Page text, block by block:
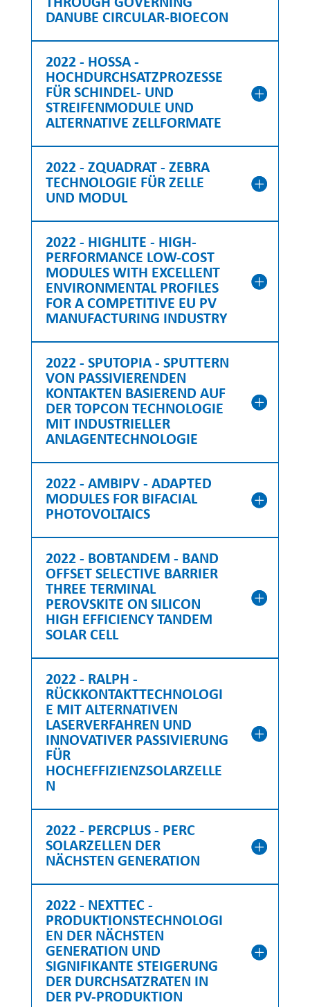
THROUGH GOVERNING
DANUBE CIRCULAR-BIOECON
2022 - HOSSA -
HOCHDURCHSATZPROZESSE
FÜR SCHINDEL- UND
STREIFENMODULE UND
ALTERNATIVE ZELLFORMATE
2022 - ZQUADRAT - ZEBRA
TECHNOLOGIE FÜR ZELLE
UND MODUL
2022 - HIGHLITE - HIGH-
PERFORMANCE LOW-COST
MODULES WITH EXCELLENT
ENVIRONMENTAL PROFILES
FOR A COMPETITIVE EU PV
MANUFACTURING INDUSTRY
2022 - SPUTOPIA - SPUTTERN
VON PASSIVIERENDEN
KONTAKTEN BASIEREND AUF
DER TOPCON TECHNOLOGIE
MIT INDUSTRIELLER
ANLAGENTECHNOLOGIE
2022 - AMBIPV - ADAPTED
MODULES FOR BIFACIAL
PHOTOVOLTAICS
2022 - BOBTANDEM - BAND
OFFSET SELECTIVE BARRIER
THREE TERMINAL
PEROVSKITE ON SILICON
HIGH EFFICIENCY TANDEM
SOLAR CELL
2022 - RALPH -
RÜCKKONTAKTTECHNOLOGI
E MIT ALTERNATIVEN
LASERVERFAHREN UND
INNOVATIVER PASSIVIERUNG
FÜR
HOCHEFFIZIENZSOLARZELLE
N
2022 - PERCPLUS - PERC
SOLARZELLEN DER
NÄCHSTEN GENERATION
2022 - NEXTTEC -
PRODUKTIONSTECHNOLOGI
EN DER NÄCHSTEN
GENERATION UND
SIGNIFIKANTE STEIGERUNG
DER DURCHSATZRATEN IN
DER PV-PRODUKTION